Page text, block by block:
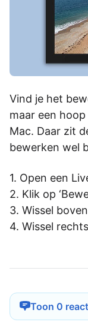
Vind je het
maar een
Mac. Daar zit
bewerken wel
Open een
Klik op
Wissel
Wissel
Toon 0